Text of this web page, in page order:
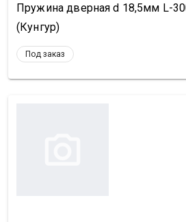
Пружина дверная d 18,5мм L-
(Кунгур)
Под заказ